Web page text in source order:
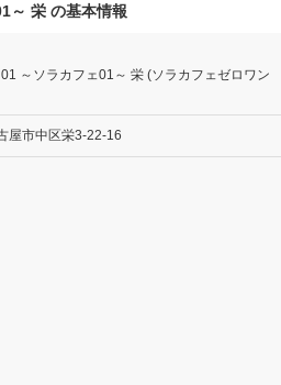
～ 栄 の基本情報
～ソラカフェ01～ 栄 (ソラカフェゼロワン
屋市中区栄3-22-16